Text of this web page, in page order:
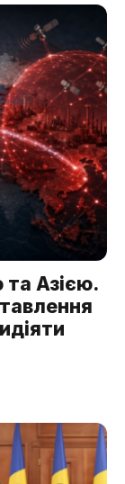
Азією.